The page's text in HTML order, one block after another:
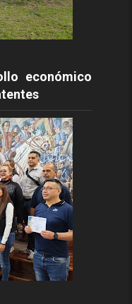
económico